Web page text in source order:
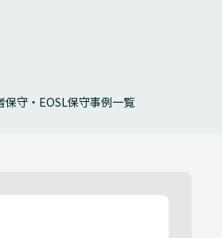
保守・EOSL保守事例一覧